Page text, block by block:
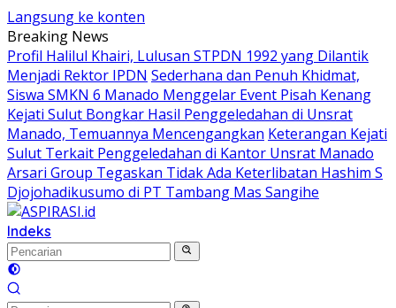
Langsung ke konten
Breaking News
Profil Halilul Khairi, Lulusan STPDN 1992 yang Dilantik
Menjadi Rektor IPDN Sederhana dan Penuh Khidmat,
Siswa SMKN 6 Manado Menggelar Event Pisah Kenang
Kejati Sulut Bongkar Hasil Penggeledahan di Unsrat
Manado, Temuannya Mencengangkan Keterangan Kejati
Sulut Terkait Penggeledahan di Kantor Unsrat Manado
Arsari Group Tegaskan Tidak Ada Keterlibatan Hashim S
Djojohadikusumo di PT Tambang Mas Sangihe
Indeks